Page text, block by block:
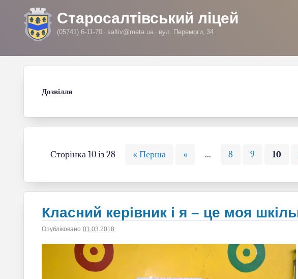
Старосалтівський ліцей
(05741) 6-11-70 saltiv@meta.ua вул. Перемоги, 34
Дозвілля
Сторінка 10 із 28 « Перша « ... 8 9 10
Класний керівник і я – це моя
Опубліковано 01.03.2018